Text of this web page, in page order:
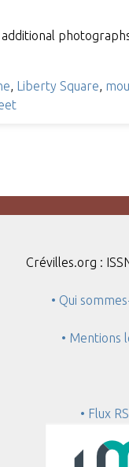
Liberty Square
Crévilles.org :
• Qui
• Mentions
• Flux